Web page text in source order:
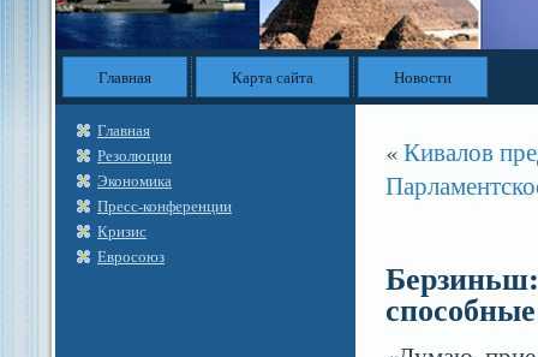
Главная Карта сайта Новости
Главная
Резолюции
Экономика
Пресс-конференции
Кризис
Евросоюз
«Кивалов
способные